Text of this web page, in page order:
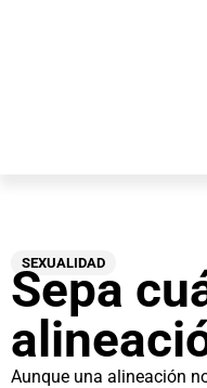
SEXUALIDAD
Sepa
Aunque una alineación